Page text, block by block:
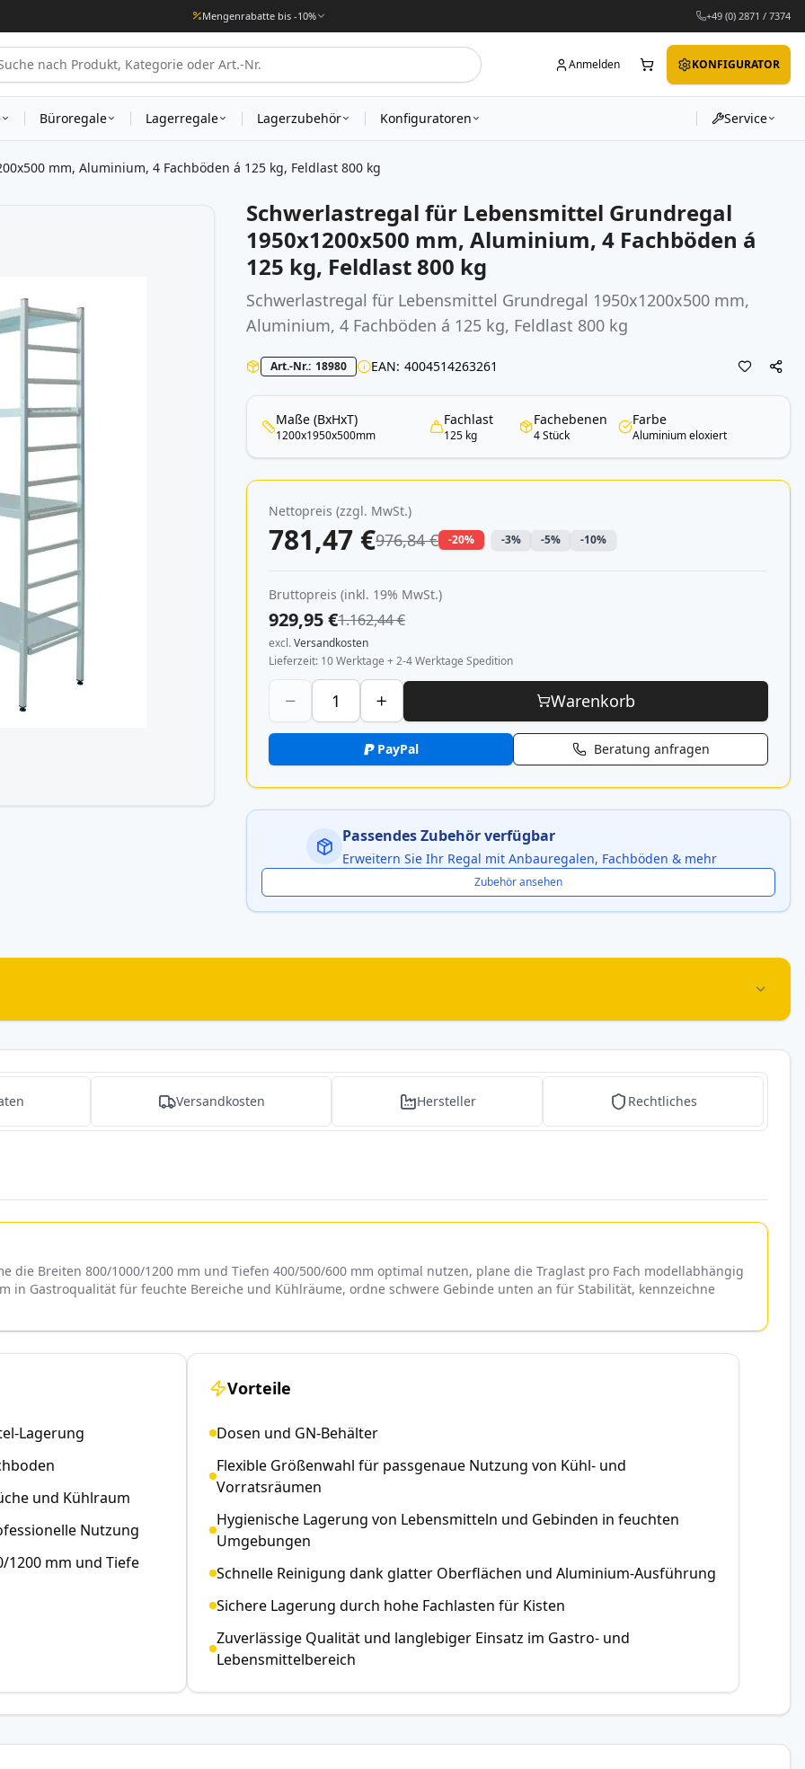
Mengenrabatte bis -10% +49 (0) 2871 / 7374
Anmelden KONFIGURATOR
Büroregale Lagerregale Lagerzubehör Konfiguratoren Service
mm, Aluminium, 4 Fachböden á 125 kg, Feldlast 800 kg
Schwerlastregal für Lebensmittel Grundregal
1950x1200x500 mm, Aluminium, 4 Fachböden á
125 kg, Feldlast 800 kg
Schwerlastregal für Lebensmittel Grundregal 1950x1200x500 mm,
Aluminium, 4 Fachböden á 125 kg, Feldlast 800 kg
Art.-Nr. 18980 EAN 4004514263261
Maße (BxHxT)
1200x1950x500mm
Fachlast
125 kg
Fachebenen
4 Stück
Farbe
Aluminium eloxiert
Nettopreis (zzgl. MwSt.)
781,47 €976,84 € -20% -3% -5% -10%
Bruttopreis (inkl. 19% MwSt.)
929,95 €1.162,44 €
excl.Versandkosten
Lieferzeit 10 Werktage + 2-4 Werktage Spedition
Warenkorb
PayPal Beratung anfragen
Passendes Zubehör verfügbar
Erweitern Sie Ihr Regal mit Anbauregalen, Fachböden & mehr
Zubehör ansehen
Versandkosten Hersteller Rechtliches
die Breiten 800/1000/1200 mm und Tiefen 400/500/600 mm optimal nutzen, plane die Traglast pro Fach modellabhängig
in Gastroqualität für feuchte Bereiche und Kühlräume, ordne schwere Gebinde unten an für Stabilität, kennzeichne
Lagerung
und Kühlraum
Nutzung
1200 mm und Tiefe
Vorteile
Dosen und GN-Behälter
Flexible Größenwahl für passgenaue Nutzung von Kühl- und
Vorratsräumen
Hygienische Lagerung von Lebensmitteln und Gebinden in feuchten
Umgebungen
Schnelle Reinigung dank glatter Oberflächen und Aluminium-Ausführung
Sichere Lagerung durch hohe Fachlasten für Kisten
Zuverlässige Qualität und langlebiger Einsatz im Gastro- und
Lebensmittelbereich